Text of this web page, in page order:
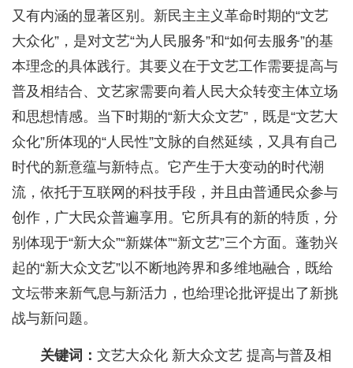
又有内涵的显著区别。新民主主义革命时期的“文艺
大众化”，是对文艺“为人民服务”和“如何去服务”的基
本理念的具体践行。其要义在于文艺工作需要提高与
普及相结合、文艺家需要向着人民大众转变主体立场
和思想情感。当下时期的“新大众文艺”，既是“文艺大
众化”所体现的“人民性”文脉的自然延续，又具有自己
时代的新意蕴与新特点。它产生于大变动的时代潮
流，依托于互联网的科技手段，并且由普通民众参与
创作，广大民众普遍享用。它所具有的新的特质，分
别体现于“新大众”“新媒体”“新文艺”三个方面。蓬勃兴
起的“新大众文艺”以不断地跨界和多维地融合，既给
文坛带来新气息与新活力，也给理论批评提出了新挑
战与新问题。
关键词： 文艺大众化 新大众文艺 提高与普及相